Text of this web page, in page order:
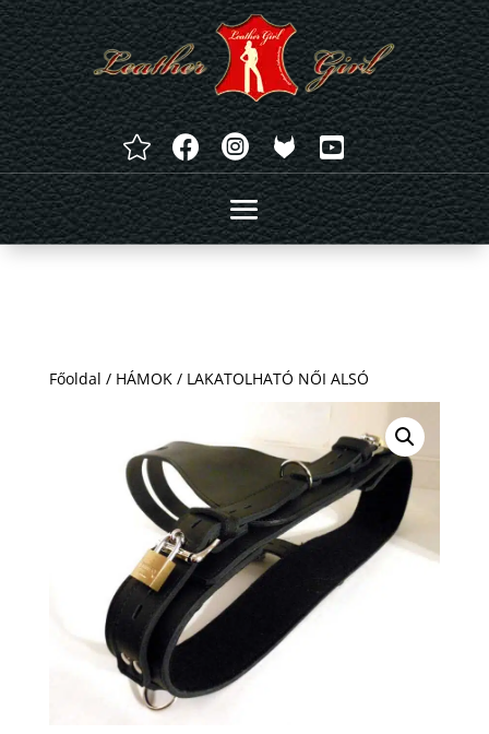
   
Főoldal / HÁMOK/ LAKATOLHATÓ NŐI ALSÓ